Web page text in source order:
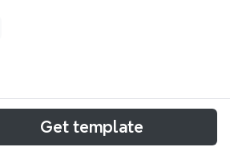
本原理）考研复习模板，覆盖马
会主义三大模块及分析题三步走方
Get template